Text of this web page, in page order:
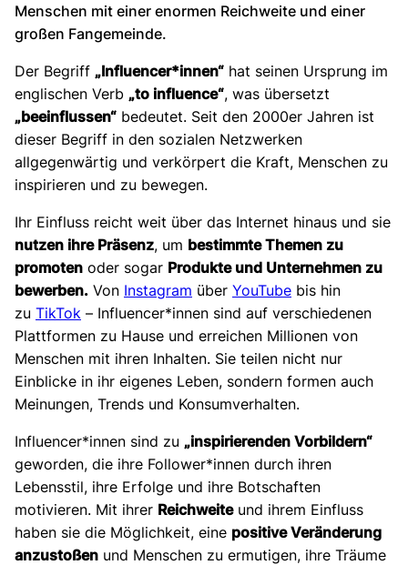
Menschen mit einer enormen Reichweite und einer
großen Fangemeinde.
Der Begriff „Influencer*innen“ hat seinen Ursprung im
englischen Verb „to influence“, was übersetzt
„beeinflussen“ bedeutet. Seit den 2000er Jahren ist
dieser Begriff in den sozialen Netzwerken
allgegenwärtig und verkörpert die Kraft, Menschen zu
inspirieren und zu bewegen.
Ihr Einfluss reicht weit über das Internet hinaus und sie
nutzen ihre Präsenz, um bestimmte Themen zu
promoten oder sogar Produkte und Unternehmen zu
bewerben. Von Instagram über YouTube bis hin
zu TikTok – Influencer*innen sind auf verschiedenen
Plattformen zu Hause und erreichen Millionen von
Menschen mit ihren Inhalten. Sie teilen nicht nur
Einblicke in ihr eigenes Leben, sondern formen auch
Meinungen, Trends und Konsumverhalten.
Influencer*innen sind zu „inspirierenden Vorbildern“
geworden, die ihre Follower*innen durch ihren
Lebensstil, ihre Erfolge und ihre Botschaften
motivieren. Mit ihrer Reichweiteund ihrem Einfluss
haben sie die Möglichkeit, eine positive Veränderung
anzustoßen und Menschen zu ermutigen, ihre Träume